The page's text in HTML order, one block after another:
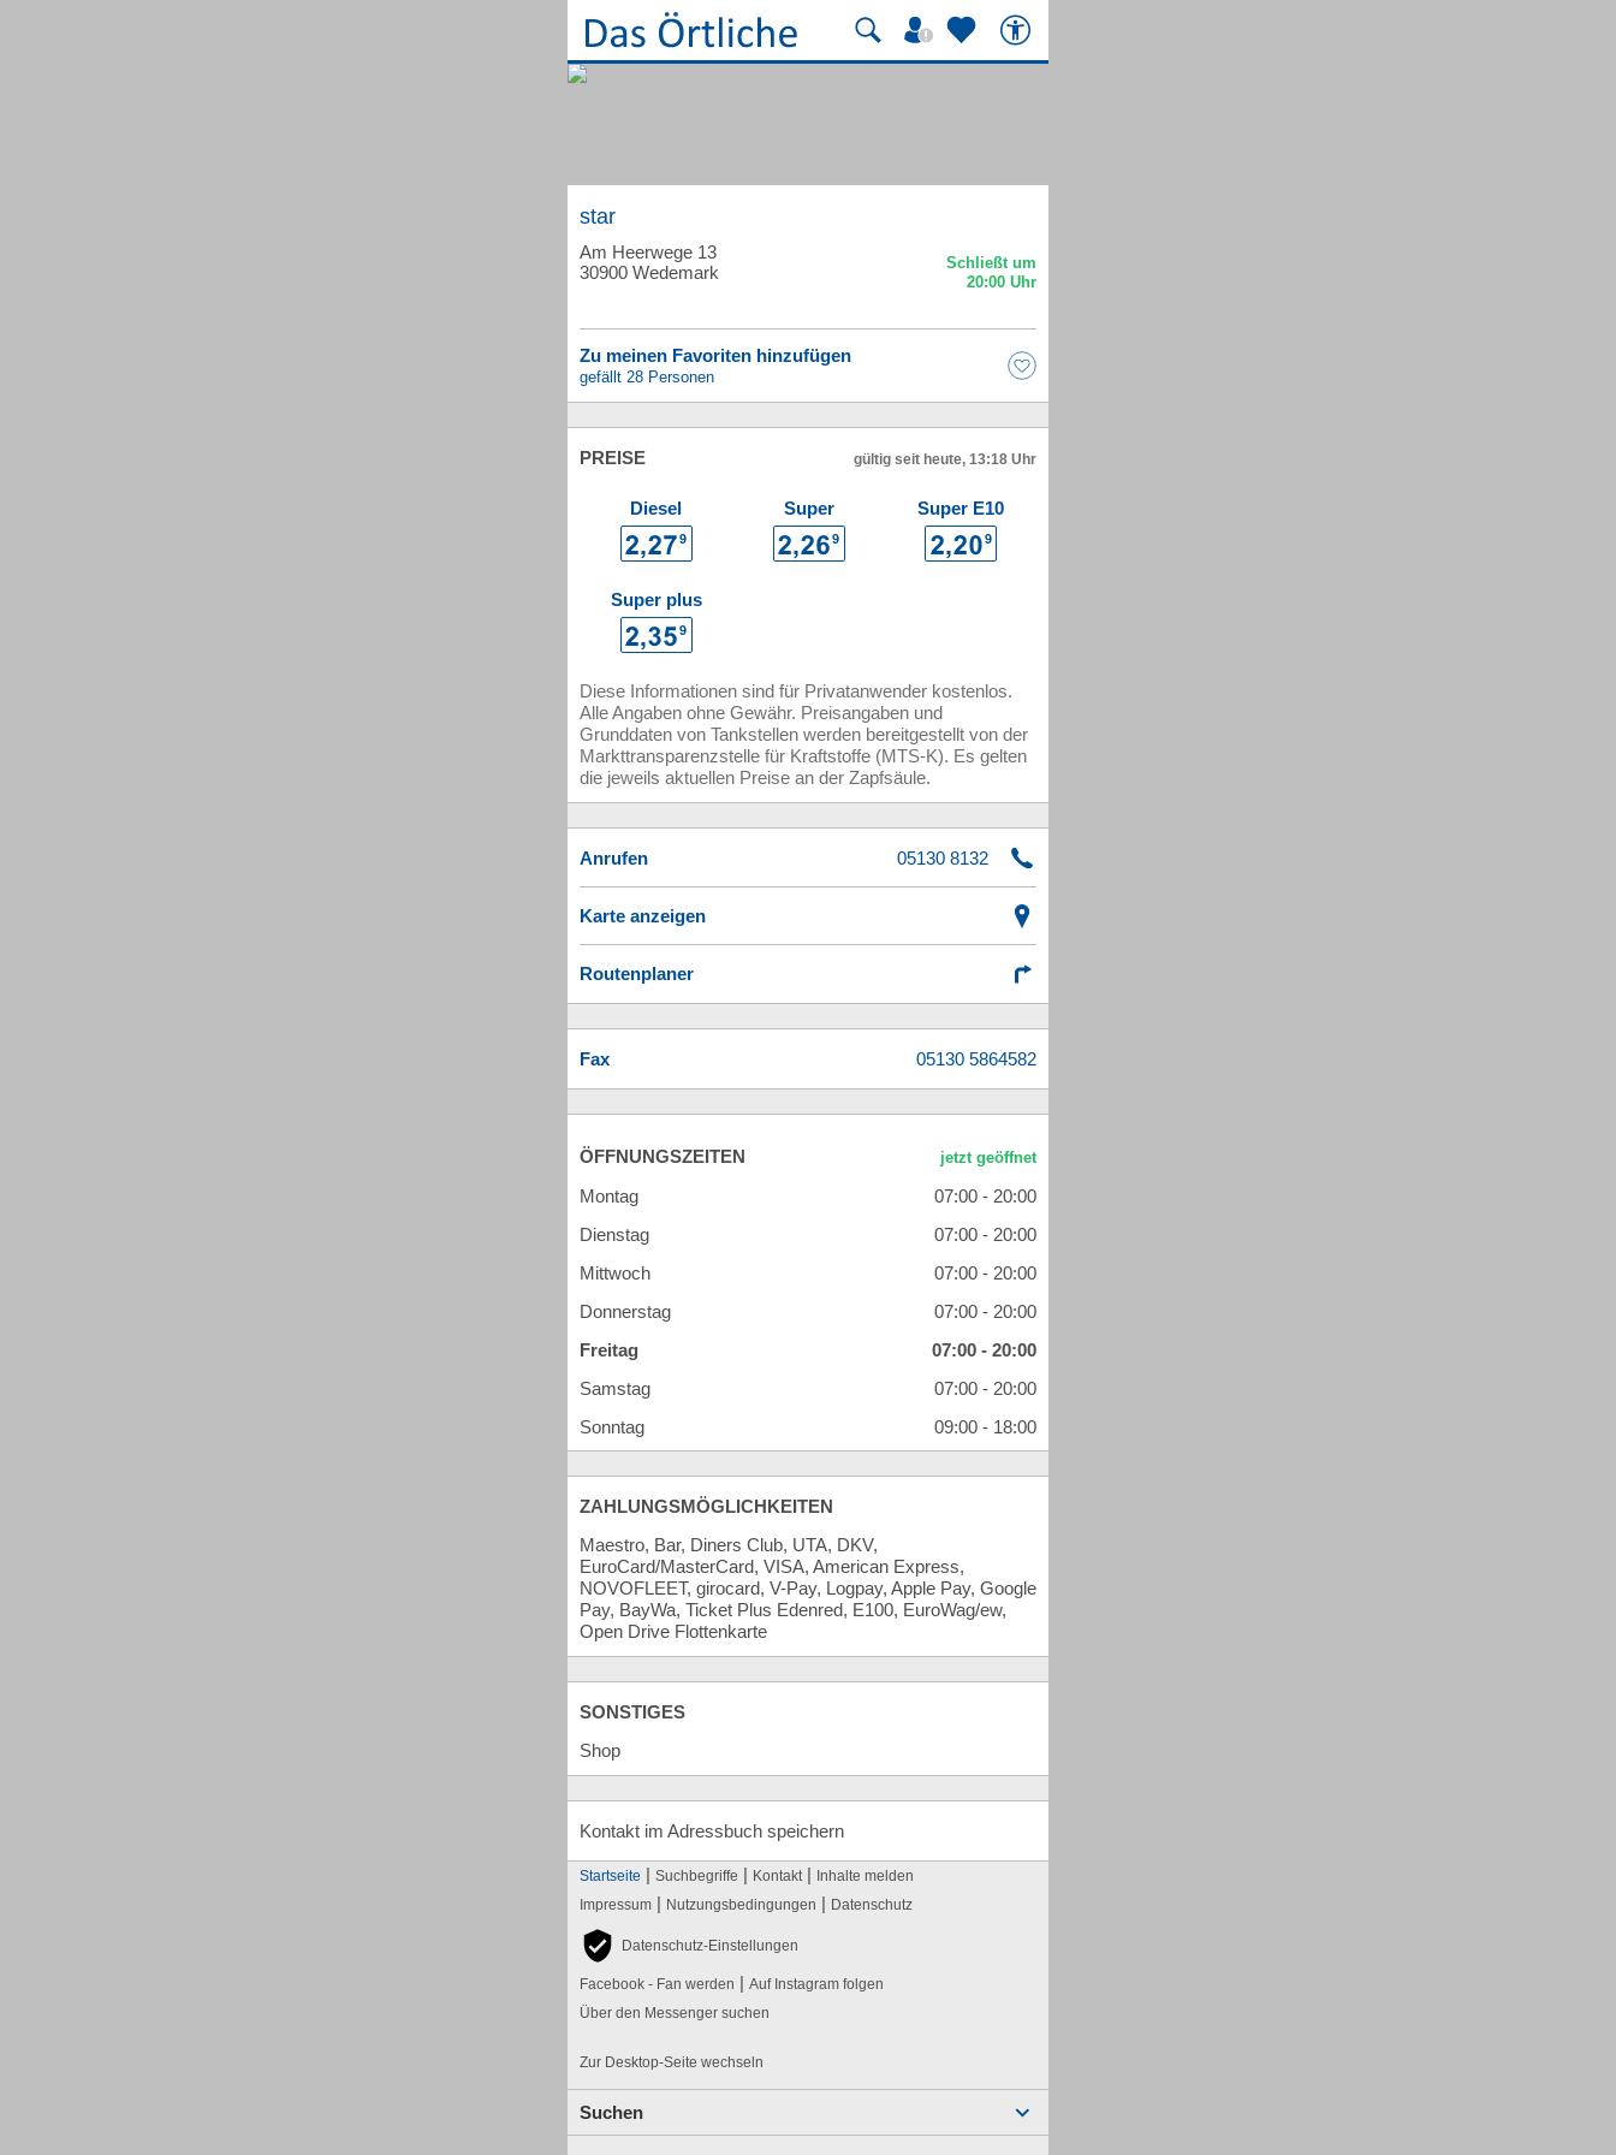
star
Am Heerwege 13
30900 Wedemark
Zu meinen Favoriten hinzufügen
gefällt 28 Personen
PREISE gültig seit heute, 13:18 Uhr
Diesel Super Super E10
Super plus
Diese Informationen sind für Privatanwender kostenlos.
Alle Angaben ohne Gewähr. Preisangaben und
Grunddaten von Tankstellen werden bereitgestellt von der
Markttransparenzstelle für Kraftstoffe (MTS-K). Es gelten
die jeweils aktuellen Preise an der Zapfsäule.
Anrufen
Karte anzeigen
Routenplaner
Fax
ÖFFNUNGSZEITEN
Montag
07:00 - 20:00
Dienstag
07:00 - 20:00
Mittwoch
07:00 - 20:00
Donnerstag
07:00 - 20:00
Freitag
07:00 - 20:00
Samstag
07:00 - 20:00
Sonntag
09:00 - 18:00
ZAHLUNGSMÖGLICHKEITEN
Maestro, Bar, Diners Club, UTA, DKV,
EuroCard/MasterCard, VISA, American Express,
NOVOFLEET, girocard, V-Pay, Logpay, Apple Pay, Google
Pay, BayWa, Ticket Plus Edenred, E100, EuroWag/ew,
Open Drive Flottenkarte
SONSTIGES
Shop
Kontakt im Adressbuch speichern
Startseite | Suchbegriffe | Kontakt | Inhalte melden
Impressum | Nutzungsbedingungen | Datenschutz
Datenschutz-Einstellungen
Facebook - Fan werden | Auf Instagram folgen
Über den Messenger suchen
Zur Desktop-Seite wechseln
Suchen